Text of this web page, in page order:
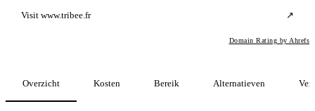
Visit www.tribee.fr ↗
Domain Rating by Ahrefs
Overzicht Kosten Bereik Alternatieven